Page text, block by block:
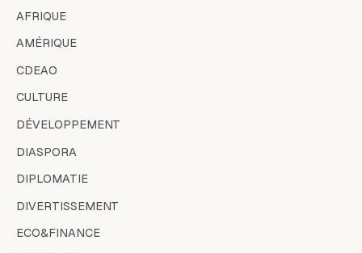
AFRIQUE
AMÉRIQUE
CDEAO
CULTURE
DÉVELOPPEMENT
DIASPORA
DIPLOMATIE
DIVERTISSEMENT
ECO&FINANCE